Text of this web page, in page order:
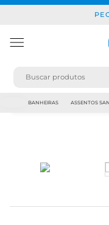
BANHEIRAS ASSENTOS